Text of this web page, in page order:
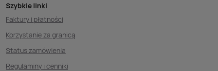
Szybkie linki
Faktury i płatności
Korzystanie za granicą
Status zamówienia
Regulaminy i cenniki